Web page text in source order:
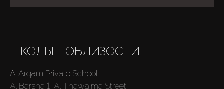
ШКОЛЫ ПОБЛИЗОСТИ
Al Arqam Private School
Al Barsha 1, Al Thawaima Street